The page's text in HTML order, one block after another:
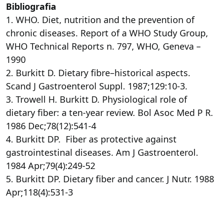
Bibliografia
1. WHO. Diet, nutrition and the prevention of
chronic diseases. Report of a WHO Study Group,
WHO Technical Reports n. 797, WHO, Geneva –
1990
2. Burkitt D. Dietary fibre–historical aspects.
Scand J Gastroenterol Suppl. 1987;129:10-3.
3. Trowell H. Burkitt D. Physiological role of
dietary fiber: a ten-year review. Bol Asoc Med P R.
1986 Dec;78(12):541-4
4. Burkitt DP. Fiber as protective against
gastrointestinal diseases. Am J Gastroenterol.
1984 Apr;79(4):249-52
5. Burkitt DP. Dietary fiber and cancer. J Nutr. 1988
Apr;118(4):531-3